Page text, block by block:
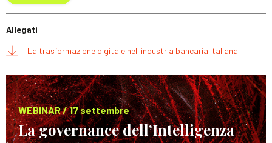
Allegati
La trasformazione digitale nell'industria bancaria italiana
WEBINAR / 17 settembre
La governance dell’Intelligenza